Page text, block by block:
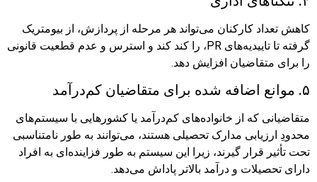
کاهش تعداد کارکنان می‌تواند هر مرحله از پردازش، از بیومتریک
گرفته تا تاییدیه‌های PR، را کند کند و استرس و عدم قطعیت قانونی
را برای متقاضیان افزایش دهد.
۵. موانع اضافه شده برای متقاضیان کم‌درآمد
متقاضیانی که از خانواده‌های کم‌درآمد یا کشورهایی با سیستم‌های
محدودِ ارزیابی مدارک تحصیلی هستند، می‌توانند به طور نامتناسبی
تحت تأثیر قرار گیرند، زیرا این سیستم به طور فزاینده‌ای به افراد
دارای تحصیلات و درآمد بالاتر پاداش می‌دهد.